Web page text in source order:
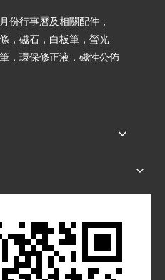
份行事曆及相關配件，
，磁石，白板筆，螢光
，環保修正液，磁性公佈